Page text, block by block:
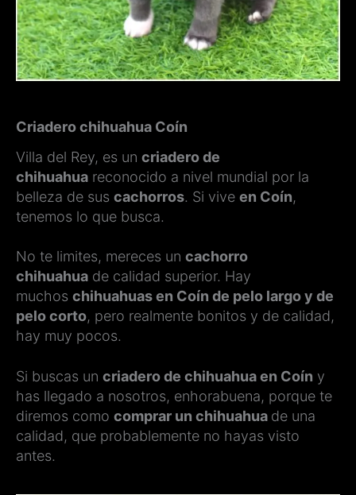
Criadero chihuahua Coín
Villa del Rey, es un criadero de
chihuahua reconocido a nivel mundial por la
belleza de sus cachorros. Si vive en Coín,
tenemos lo que busca.
No te limites, mereces un cachorro
chihuahua de calidad superior. Hay
muchos chihuahuas en Coín de pelo largo y de
pelo corto, pero realmente bonitos y de calidad,
hay muy pocos.
Si buscas un criadero de chihuahua en Coín y
has llegado a nosotros, enhorabuena, porque te
diremos como comprar un chihuahua de una
calidad, que probablemente no hayas visto
antes.